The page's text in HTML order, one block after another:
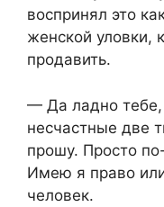
воспринял это
женской уловки,
продавить.
— Да ладно тебе,
несчастные две
прошу. Просто
Имею я право
человек.